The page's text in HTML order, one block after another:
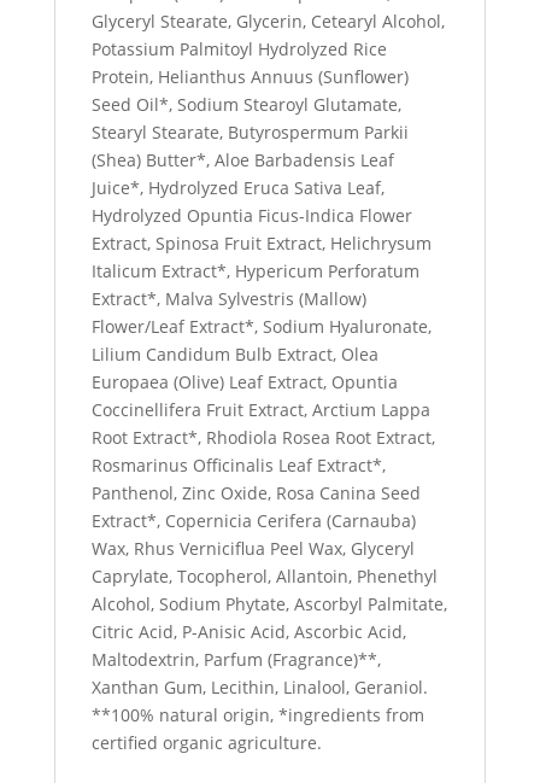
Glyceryl Stearate, Glycerin, Cetearyl Alcohol,
Potassium Palmitoyl Hydrolyzed Rice
Protein, Helianthus Annuus (Sunflower)
Seed Oil*, Sodium Stearoyl Glutamate,
Stearyl Stearate, Butyrospermum Parkii
(Shea) Butter*, Aloe Barbadensis Leaf
Juice*, Hydrolyzed Eruca Sativa Leaf,
Hydrolyzed Opuntia Ficus-Indica Flower
Extract, Spinosa Fruit Extract, Helichrysum
Italicum Extract*, Hypericum Perforatum
Extract*, Malva Sylvestris (Mallow)
Flower/Leaf Extract*, Sodium Hyaluronate,
Lilium Candidum Bulb Extract, Olea
Europaea (Olive) Leaf Extract, Opuntia
Coccinellifera Fruit Extract, Arctium Lappa
Root Extract*, Rhodiola Rosea Root Extract,
Rosmarinus Officinalis Leaf Extract*,
Panthenol, Zinc Oxide, Rosa Canina Seed
Extract*, Copernicia Cerifera (Carnauba)
Wax, Rhus Verniciflua Peel Wax, Glyceryl
Caprylate, Tocopherol, Allantoin, Phenethyl
Alcohol, Sodium Phytate, Ascorbyl Palmitate,
Citric Acid, P-Anisic Acid, Ascorbic Acid,
Maltodextrin, Parfum (Fragrance)**,
Xanthan Gum, Lecithin, Linalool, Geraniol.
**100% natural origin, *ingredients from
certified organic agriculture.